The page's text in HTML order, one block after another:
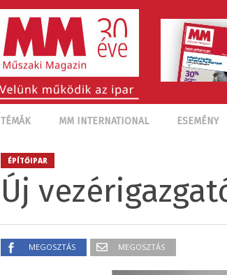
TÉMÁK MM INTERNATIONAL ESEMÉNY
ÉPÍTŐIPAR
Új
MEGOSZTÁS MEGOSZTÁS